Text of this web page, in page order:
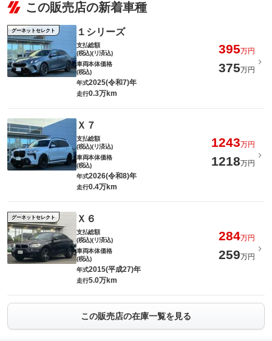
この販売店の新着車種
グーネットセレクト １シリーズ
支払総額
(税込)(リ済込)
395万円
車両本体価格
(税込)
375万円
年式2025(令和7)年
走行0.3万km
Ｘ７
支払総額
(税込)(リ済込)
1243万円
車両本体価格
(税込)
1218万円
年式2026(令和8)年
走行0.4万km
グーネットセレクト Ｘ６
支払総額
(税込)(リ済込)
284万円
車両本体価格
(税込)
259万円
年式2015(平成27)年
走行5.0万km
この販売店の在庫一覧を見る